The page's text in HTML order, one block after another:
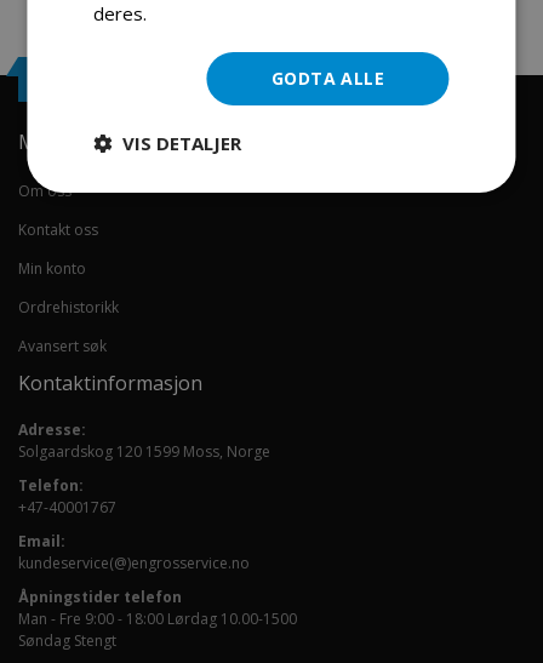
Min konto
Om oss
Kontakt oss
Min konto
Ordrehistorikk
Avansert søk
Kontaktinformasjon
Adresse:
Solgaardskog 120 1599 Moss, Norge
Telefon:
+47-40001767
Email:
kundeservice(@)engrosservice.no
Åpningstider telefon
Man - Fre 9:00 - 18:00 Lørdag 10.00-1500
Søndag Stengt
deres.
GODTA ALLE
VIS DETALJER